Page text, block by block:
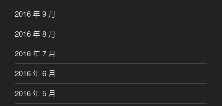
2016 年 9 月
2016 年 8 月
2016 年 7 月
2016 年 6 月
2016 年 5 月